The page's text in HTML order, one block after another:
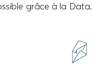
grâce à la Data.